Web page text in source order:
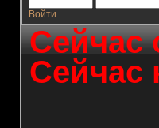
Войти
Сейчас
Сейчас